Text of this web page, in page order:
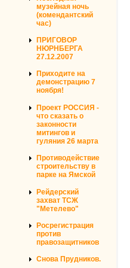
музейная ночь
(комендантский
час)
ПРИГОВОР
НЮРНБЕРГА
27.12.2007
Приходите на
демонстрацию 7
ноября!
Проект РОССИЯ -
что сказать о
законности
митингов и
гуляния 26 марта
Противодействие
строительству в
парке на Ямской
Рейдерский
захват ТСЖ
"Метелево"
Росрегистрация
против
правозащитников
Снова Прудников.